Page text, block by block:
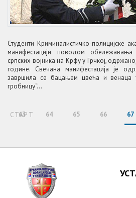
Студенти Криминалистичко-полицијске
манифестацији поводом
српских војника на Крфу у Грчкој,
године. Свечана манифестација је
завршила се бацањем цвећа и венаца
гробницу“...
СТАРТ
63 64 65 66 67